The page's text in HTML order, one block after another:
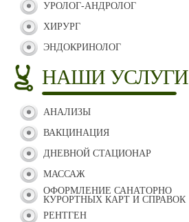
УРОЛОГ-АНДРОЛОГ
ХИРУРГ
ЭНДОКРИНОЛОГ
НАШИ УСЛУГИ
АНАЛИЗЫ
ВАКЦИНАЦИЯ
ДНЕВНОЙ СТАЦИОНАР
МАССАЖ
ОФОРМЛЕНИЕ САНАТОРНО
КУРОРТНЫХ КАРТ И СПРАВОК
РЕНТГЕН